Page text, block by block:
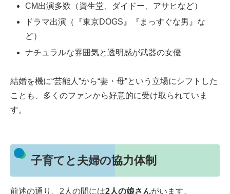
CM出演多数（資生堂、ダイドー、アサヒなど）
ドラマ出演（『東京DOGS』『まっすぐな男』な
ど）
ナチュラルな雰囲気と透明感が武器の女優
結婚を機に“芸能人”から“妻・母”という立場にシフトした
ことも、多くのファンから好意的に受け取られていま
す。
子育てと夫婦の協力体制
前述の通り、2人の間には2人の娘さんがいます。